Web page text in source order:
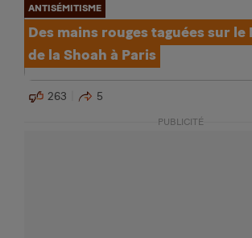
ANTISÉMITISME
Des mains rouges taguées sur le
de la Shoah à Paris
263 5
PUBLICITÉ